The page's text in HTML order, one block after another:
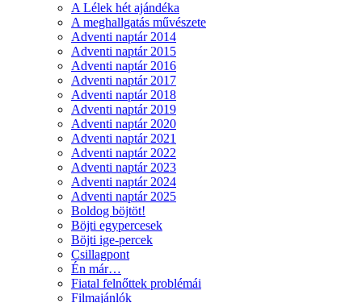
A Lélek hét ajándéka
A meghallgatás művészete
Adventi naptár 2014
Adventi naptár 2015
Adventi naptár 2016
Adventi naptár 2017
Adventi naptár 2018
Adventi naptár 2019
Adventi naptár 2020
Adventi naptár 2021
Adventi naptár 2022
Adventi naptár 2023
Adventi naptár 2024
Adventi naptár 2025
Boldog böjtöt!
Böjti egypercesek
Böjti ige-percek
Csillagpont
Én már…
Fiatal felnőttek problémái
Filmajánlók